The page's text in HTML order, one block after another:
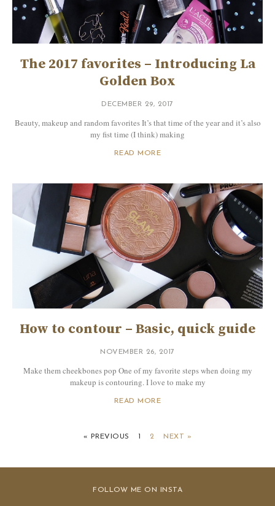
The 2017 favorites – Introducing La
Golden Box
DECEMBER 29, 2017
Beauty, makeup and random favorites It’s that time of the year and it’s also
my fist time (I think) making
READ MORE
How to contour – Basic, quick guide
NOVEMBER 26, 2017
Make them cheekbones pop One of my favorite steps when doing my
makeup is contouring. I love to make my
READ MORE
« PREVIOUS 2 NEXT »
FOLLOW ME ON INSTA